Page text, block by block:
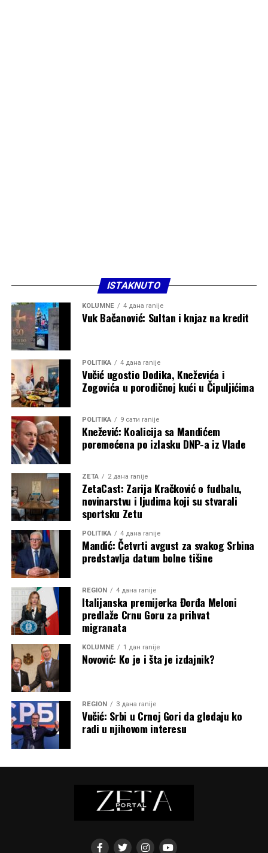
ISTAKNUTO
KOLUMNE 4 дана ranije
Vuk Bačanović: Sultan i knjaz na kredit
POLITIKA 4 дана ranije
Vučić ugostio Dodika, Kneževića i
Zogovića u porodičnoj kući u Čipuljićima
POLITIKA 9 сати ranije
Knežević: Koalicija sa Mandićem
poremećena po izlasku DNP-a iz Vlade
ZETA 2 дана ranije
ZetaCast: Zarija Kračković o fudbalu,
novinarstvu i ljudima koji su stvarali
sportsku Zetu
POLITIKA 4 дана ranije
Mandić: Četvrti avgust za svakog Srbina
predstavlja datum bolne tišine
REGION 4 дана ranije
Italijanska premijerka Đorđa Meloni
predlaže Crnu Goru za prihvat
migranata
KOLUMNE 1 дан ranije
Novović: Ko je i šta je izdajnik?
REGION 3 дана ranije
Vučić: Srbi u Crnoj Gori da gledaju ko
radi u njihovom interesu